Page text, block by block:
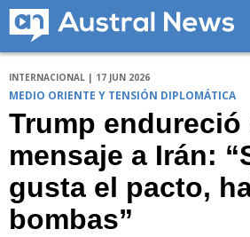
INTERNACIONAL | 17 JUN 2026
MEDIO ORIENTE Y TENSIÓN DIPLOMÁTICA
Trump endureció
mensaje a Irán:
gusta el pacto,
bombas”